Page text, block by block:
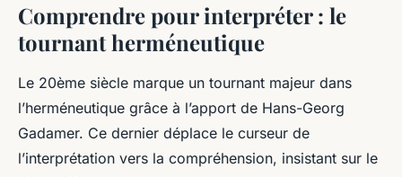
Comprendre pour interpréter : le
tournant herméneutique
Le 20ème siècle marque un tournant majeur dans
l’herméneutique grâce à l’apport de Hans-Georg
Gadamer. Ce dernier déplace le curseur de
l’interprétation vers la compréhension, insistant sur le